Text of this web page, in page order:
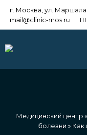
г. Москва, ул. Маршала
mail@clinic-mos.ru
Медицинский центр
болезни » Как